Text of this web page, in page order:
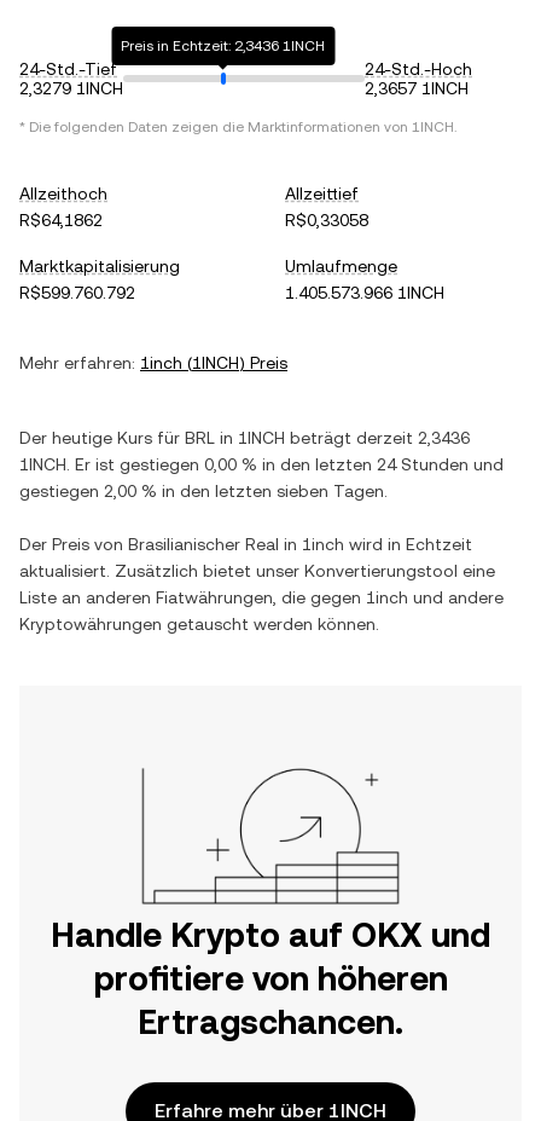
24-Std.-Tief
2,3279 1INCH
Preis in Echtzeit: 2,3436 1INCH
24-Std.-Hoch
2,3657 1INCH
* Die folgenden Daten zeigen die Marktinformationen von 1INCH.
Allzeithoch
R$64,1862
Allzeittief
R$0,33058
Marktkapitalisierung
R$599.760.792
Umlaufmenge
1.405.573.966 1INCH
Mehr erfahren: 1inch (1INCH) Preis
Der heutige Kurs für BRL in 1INCH beträgt derzeit 2,3436
1INCH . Er ist gestiegen 0,00 % in den letzten 24 Stunden und
gestiegen 2,00 % in den letzten sieben Tagen.
Der Preis von Brasilianischer Real in 1inch wird in Echtzeit
aktualisiert. Zusätzlich bietet unser Konvertierungstool eine
Liste an anderen Fiatwährungen, die gegen 1inch und andere
Kryptowährungen getauscht werden können.
Handle Krypto auf OKX und
profitiere von höheren
Ertragschancen.
Erfahre mehr über 1INCH